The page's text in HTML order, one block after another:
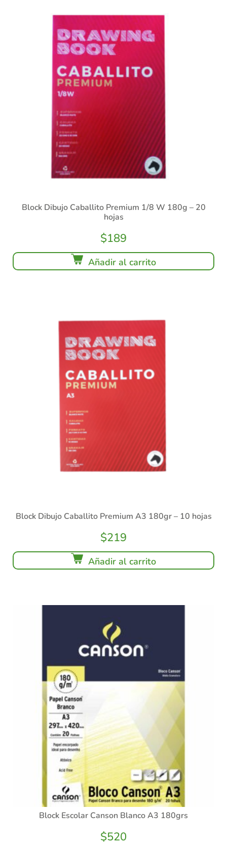
Block Dibujo Caballito Premium 1/8 W 180g – 20
hojas
$189
Añadir al carrito
Block Dibujo Caballito Premium A3 180gr – 10 hojas
$219
Añadir al carrito
Block Escolar Canson Blanco A3 180grs
$520